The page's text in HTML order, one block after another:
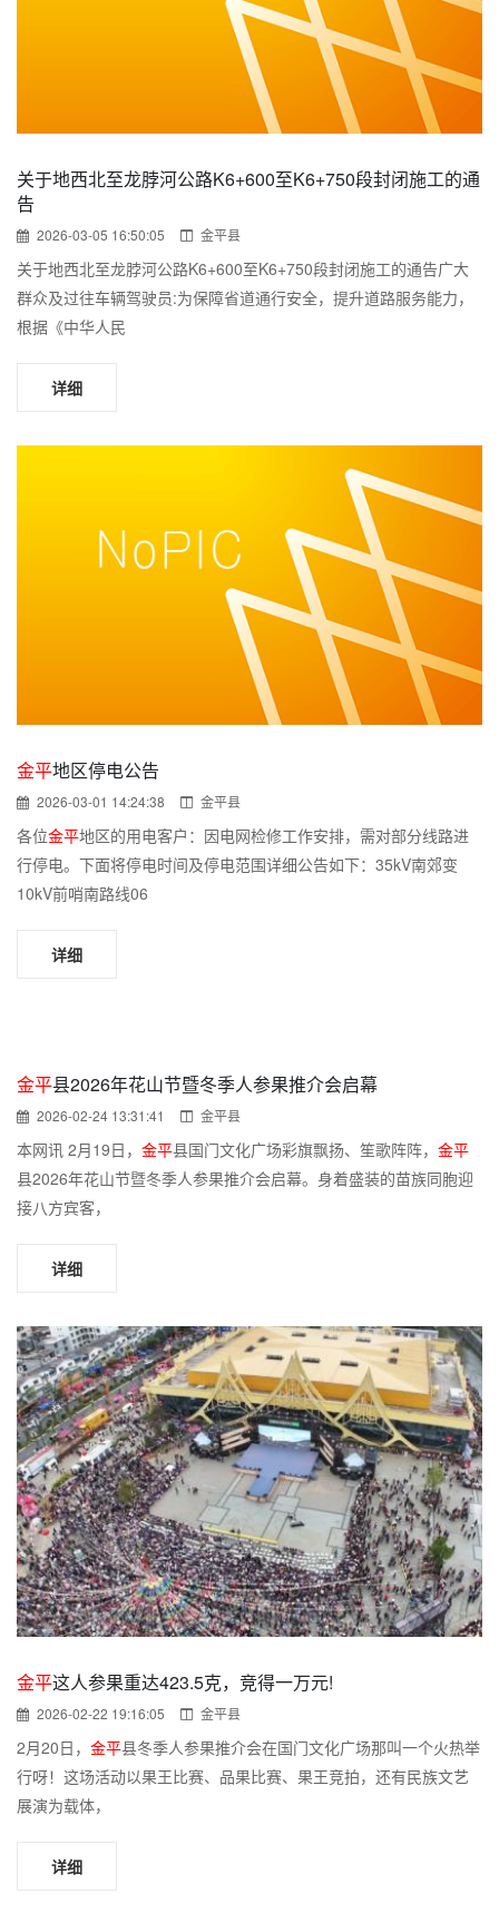
关于地西北至龙脖河公路K6+600至K6+750段封闭施工的通
告
2026-03-05 16:50:05 金平县
关于地西北至龙脖河公路K6+600至K6+750段封闭施工的通告广大
群众及过往车辆驾驶员:为保障省道通行安全，提升道路服务能力，
根据《中华人民
详细
金平地区停电公告
2026-03-01 14:24:38 金平县
各位金平地区的用电客户：因电网检修工作安排，需对部分线路进
行停电。下面将停电时间及停电范围详细公告如下：35kV南郊变
10kV前哨南路线06
详细
金平县2026年花山节暨冬季人参果推介会启幕
2026-02-24 13:31:41 金平县
本网讯 2月19日， 金平县国门文化广场彩旗飘扬、笙歌阵阵， 金平
县2026年花山节暨冬季人参果推介会启幕。身着盛装的苗族同胞迎
接八方宾客，
详细
金平这人参果重达423.5克，竞得一万元!
2026-02-22 19:16:05 金平县
2月20日， 金平县冬季人参果推介会在国门文化广场那叫一个火热举
行呀！这场活动以果王比赛、品果比赛、果王竞拍，还有民族文艺
展演为载体，
详细